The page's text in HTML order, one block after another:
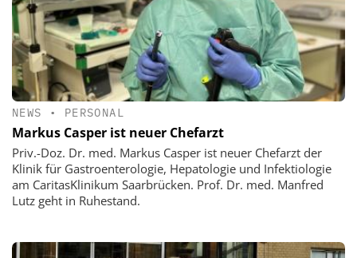
NEWS • PERSONAL
Markus Casper ist neuer Chefarzt
Priv.-Doz. Dr. med. Markus Casper ist neuer Chefarzt der
Klinik für Gastroenterologie, Hepatologie und Infektiologie
am CaritasKlinikum Saarbrücken. Prof. Dr. med. Manfred
Lutz geht in Ruhestand.